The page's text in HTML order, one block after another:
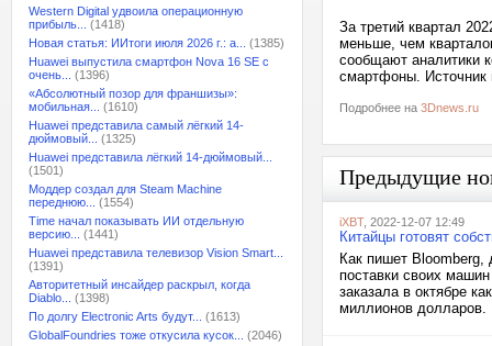
Western Digital удвоила операционную
прибыль...
(1418)
Новая статья: ИИтоги июля 2026 г.: а...
(1385)
Huawei выпустила смартфон Nova 16 SE с
очень...
(1396)
«Абсолютный позор для франшизы»:
мобильная...
(1610)
Huawei представила самый лёгкий 14-
дюймовый...
(1325)
Huawei представила лёгкий 14-дюймовый...
(1501)
Моддер создал для Steam Machine
переднюю...
(1554)
Time начал показывать ИИ отдельную
версию...
(1441)
Huawei представила телевизор Vision Smart...
(1391)
Авторитетный инсайдер раскрыл, когда
Diablo...
(1398)
По долгу Electronic Arts будут...
(1613)
GlobalFoundries тоже откусила кусок...
(2046)
За третий квартал
меньше, чем
сообщают аналитики
смартфоны. Источник
Подробнее на 3Dnews.ru
Предыдущие
iXBT, 2022-12-07 12:49
Китайцы готовят
Как пишет Bloomberg,
поставки своих
заказала в октябре
миллионов долларов.